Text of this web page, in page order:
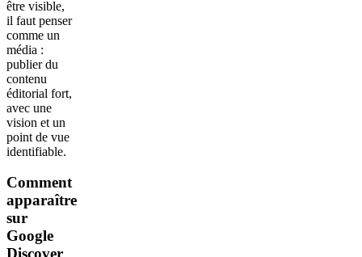
être visible,
il faut penser
comme un
média :
publier du
contenu
éditorial fort,
avec une
vision et un
point de vue
identifiable.
Comment
apparaître
sur
Google